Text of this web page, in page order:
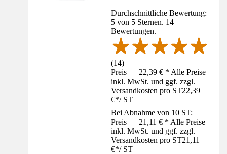
Durchschnittliche Bewertung:
5 von 5 Sternen. 14
Bewertungen.
(14)
Preis — 22,39 € * Alle Preise
inkl. MwSt. und ggf. zzgl.
Versandkosten pro ST22,39
€*/ ST
Bei Abnahme von 10 ST:
Preis — 21,11 € * Alle Preise
inkl. MwSt. und ggf. zzgl.
Versandkosten pro ST21,11
€*/ ST